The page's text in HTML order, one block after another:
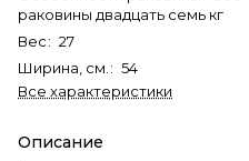
раковины двадцать семь кг
Вес: 27
Ширина, см. : 54
Все характеристики
Описание